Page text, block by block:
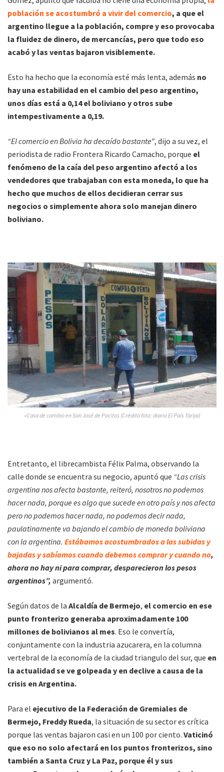
población se acostumbró a vivir del comercio, a que el
argentino llegue a la población, compre y eso provocaba
la fluidez de dinero, de mercancías, pero que todo eso
acabó y las ventas bajaron visiblemente.
Esto ha hecho que la economía esté más lenta, además no
hay una estabilidad en el cambio del peso argentino,
unos días está a 0,14 el boliviano y otros sube
intempestivamente a 0,19.
“El comercio en Bolivia ha decaído bastante”, dijo a su vez, el
periodista de radio Frontera Ricardo Camacho, porque el
fenómeno de la caía del peso argentino afectó a los
vendedores que trabajaban con esta moneda, lo que ha
hecho que muchos de ellos decidieran cerrar sus
negocios o simplemente ahora solo manejan dinero
boliviano.
»Casa de cambio en San José de Pocitos (Crédito foto: diario El País Tarija)
Entretanto, el librecambista Félix Palma, observando la
calle donde se encuentra su negocio, apuntó que “Las crisis
argentina nos afecta bastante, reiteró, nosotros no podemos
hacer nada, porque es algo que sucede en otro país y nos afecta
pero no podemos hacer nada, no podemos decir nada,
paulatinamente va bajando el cambio de moneda boliviana
con la argentina. Estábamos acostumbrados a las subidas y
bajadas y sabíamos cuando debemos comprar y cuando no,
ahora no hay ni para comprar, desparecieron los pesos
argentinos”, argumentó.
Según datos de la Alcaldía de Bermejo, el comercio en ese
punto fronterizo generaba aproximadamente 100
millones de bolivianos al mes. Eso le convertía,
conjuntamente con la industria azucarera, en la columna
vertebral de la economía de la ciudad triangulo del sur, que en
la actualidad se ve golpeada y en declive a causa de la
crisis en Argentina.
Para el ejecutivo de la Federación de Gremiales de
Bermejo, Freddy Rueda, la situación de su sector es crítica
porque las ventas bajaron casi en un 100 por ciento. Vaticinó
que eso no solo afectará en los puntos fronterizos, sino
también a Santa Cruz y La Paz, porque él y sus